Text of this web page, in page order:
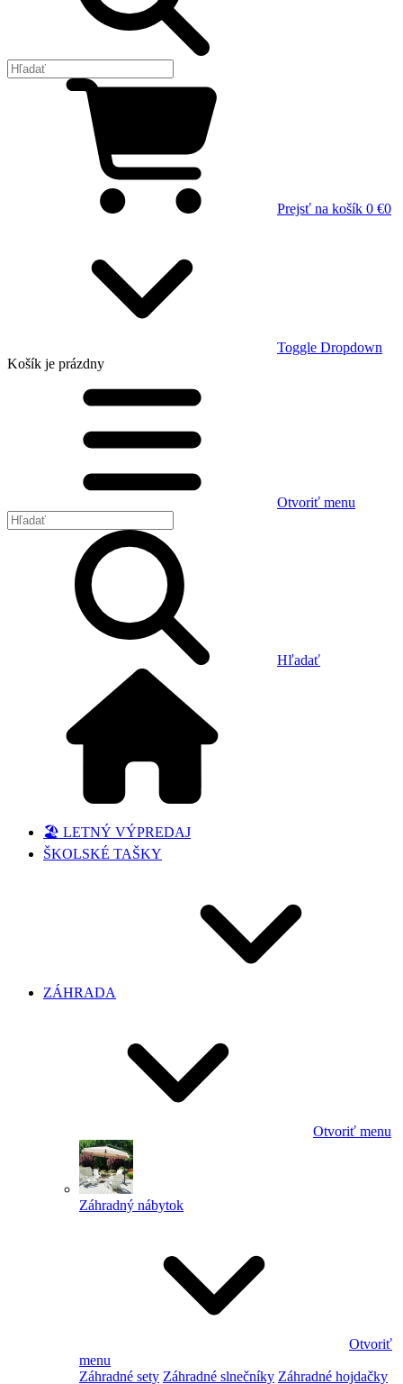
Prejsť na košík 0 €0
Toggle Dropdown
Košík je prázdny
Otvoriť menu
Hľadať
🏖️ LETNÝ VÝPREDAJ
ŠKOLSKÉ TAŠKY
ZÁHRADA
Otvoriť menu
Záhradný nábytok
Otvoriť
menu
Záhradné sety Záhradné slnečníky Záhradné hojdačky